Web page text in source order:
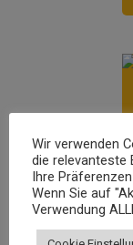
Wir verwenden
die relevanteste
Ihre
Wenn Sie auf
Verwendung